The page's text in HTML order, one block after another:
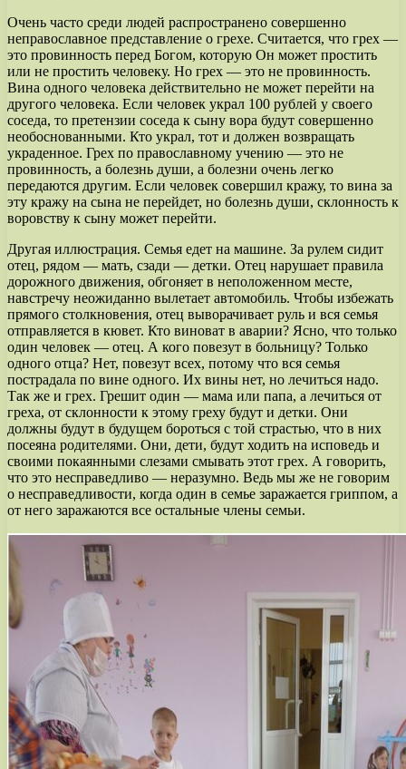
Очень часто среди людей распространено совершенно
неправославное представление о грехе. Считается, что грех —
это провинность перед Богом, которую Он может простить
или не простить человеку. Но грех — это не провинность.
Вина одного человека действительно не может перейти на
другого человека. Если человек украл 100 рублей у своего
соседа, то претензии соседа к сыну вора будут совершенно
необоснованными. Кто украл, тот и должен возвращать
украденное. Грех по православному учению — это не
провинность, а болезнь души, а болезни очень легко
передаются другим. Если человек совершил кражу, то вина за
эту кражу на сына не перейдет, но болезнь души, склонность к
воровству к сыну может перейти.
Другая иллюстрация. Семья едет на машине. За рулем сидит
отец, рядом — мать, сзади — детки. Отец нарушает правила
дорожного движения, обгоняет в неположенном месте,
навстречу неожиданно вылетает автомобиль. Чтобы избежать
прямого столкновения, отец выворачивает руль и вся семья
отправляется в кювет. Кто виноват в аварии? Ясно, что только
один человек — отец. А кого повезут в больницу? Только
одного отца? Нет, повезут всех, потому что вся семья
пострадала по вине одного. Их вины нет, но лечиться надо.
Так же и грех. Грешит один — мама или папа, а лечиться от
греха, от склонности к этому греху будут и детки. Они
должны будут в будущем бороться с той страстью, что в них
посеяна родителями. Они, дети, будут ходить на исповедь и
своими покаянными слезами смывать этот грех. А говорить,
что это несправедливо — неразумно. Ведь мы же не говорим
о несправедливости, когда один в семье заражается гриппом, а
от него заражаются все остальные члены семьи.